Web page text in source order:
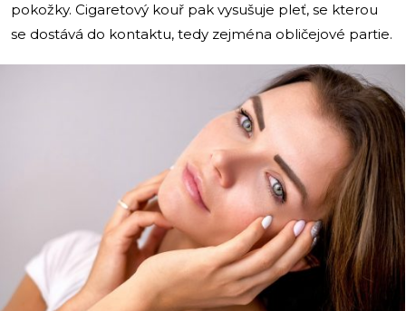
pokožky. Cigaretový kouř pak vysušuje pleť, se kterou
se dostává do kontaktu, tedy zejména obličejové partie.